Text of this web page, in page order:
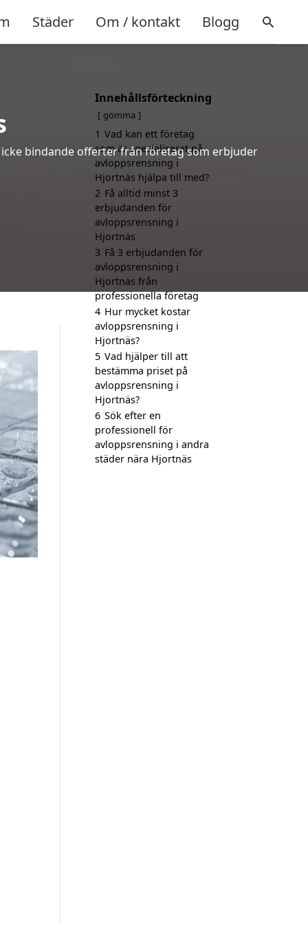
Städer Om / kontakt Blogg
bindande offerter från företag som erbjuder
Innehållsförteckning
gömma
1 Vad kan ett företag
som är specialiserat på
avloppsrensning i
Hjortnäs hjälpa till med?
2 Få alltid minst 3
erbjudanden för
avloppsrensning i
Hjortnäs
3 Få 3 erbjudanden för
avloppsrensning i
Hjortnäs från
professionella företag
4 Hur mycket kostar
avloppsrensning i
Hjortnäs?
5 Vad hjälper till att
bestämma priset på
avloppsrensning i
Hjortnäs?
6 Sök efter en
professionell för
avloppsrensning i andra
städer nära Hjortnäs